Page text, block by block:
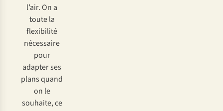
l’air. On a
toute la
flexibilité
nécessaire
pour
adapter ses
plans quand
on le
souhaite, ce